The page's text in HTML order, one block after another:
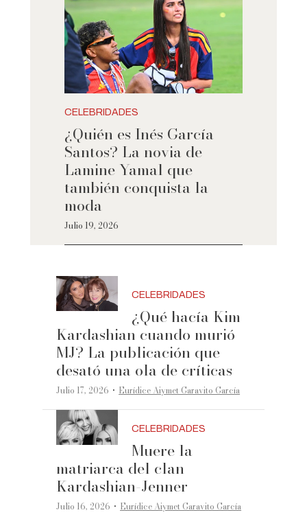
CELEBRIDADES
¿Quién es Inés García
Santos? La novia de
Lamine Yamal que
también conquista la
moda
Julio 19, 2026
CELEBRIDADES
¿Qué hacía Kim
Kardashian cuando murió
MJ? La publicación que
desató una ola de críticas
Julio 17, 2026 ·Eurídice Aiymet Garavito García
CELEBRIDADES
Muere la
matriarca del clan
Kardashian-Jenner
Julio 16, 2026 ·Eurídice Aiymet Garavito García